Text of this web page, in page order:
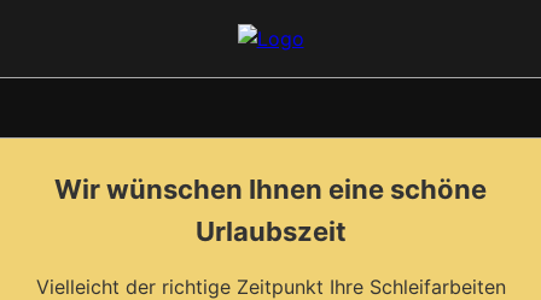
Wir wünschen Ihnen eine schöne
Urlaubszeit
Vielleicht der richtige Zeitpunkt Ihre Schleifarbeiten